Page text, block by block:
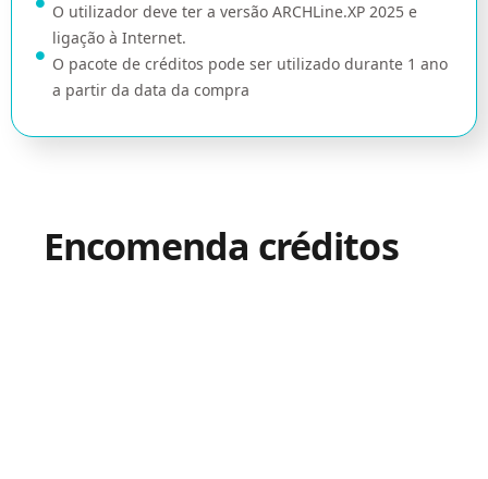
O utilizador deve ter a versão ARCHLine.XP 2025 e
ligação à Internet.
O pacote de créditos pode ser utilizado durante 1 ano
a partir da data da compra
Encomenda créditosAI